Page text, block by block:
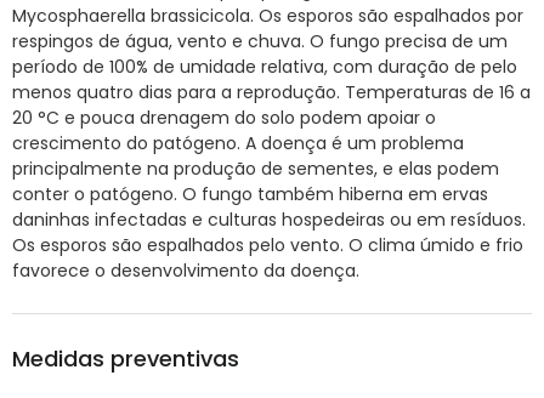
Mycosphaerella brassicicola. Os esporos são espalhados por
respingos de água, vento e chuva. O fungo precisa de um
período de 100% de umidade relativa, com duração de pelo
menos quatro dias para a reprodução. Temperaturas de 16 a
20 °C e pouca drenagem do solo podem apoiar o
crescimento do patógeno. A doença é um problema
principalmente na produção de sementes, e elas podem
conter o patógeno. O fungo também hiberna em ervas
daninhas infectadas e culturas hospedeiras ou em resíduos.
Os esporos são espalhados pelo vento. O clima úmido e frio
favorece o desenvolvimento da doença.
Medidas preventivas